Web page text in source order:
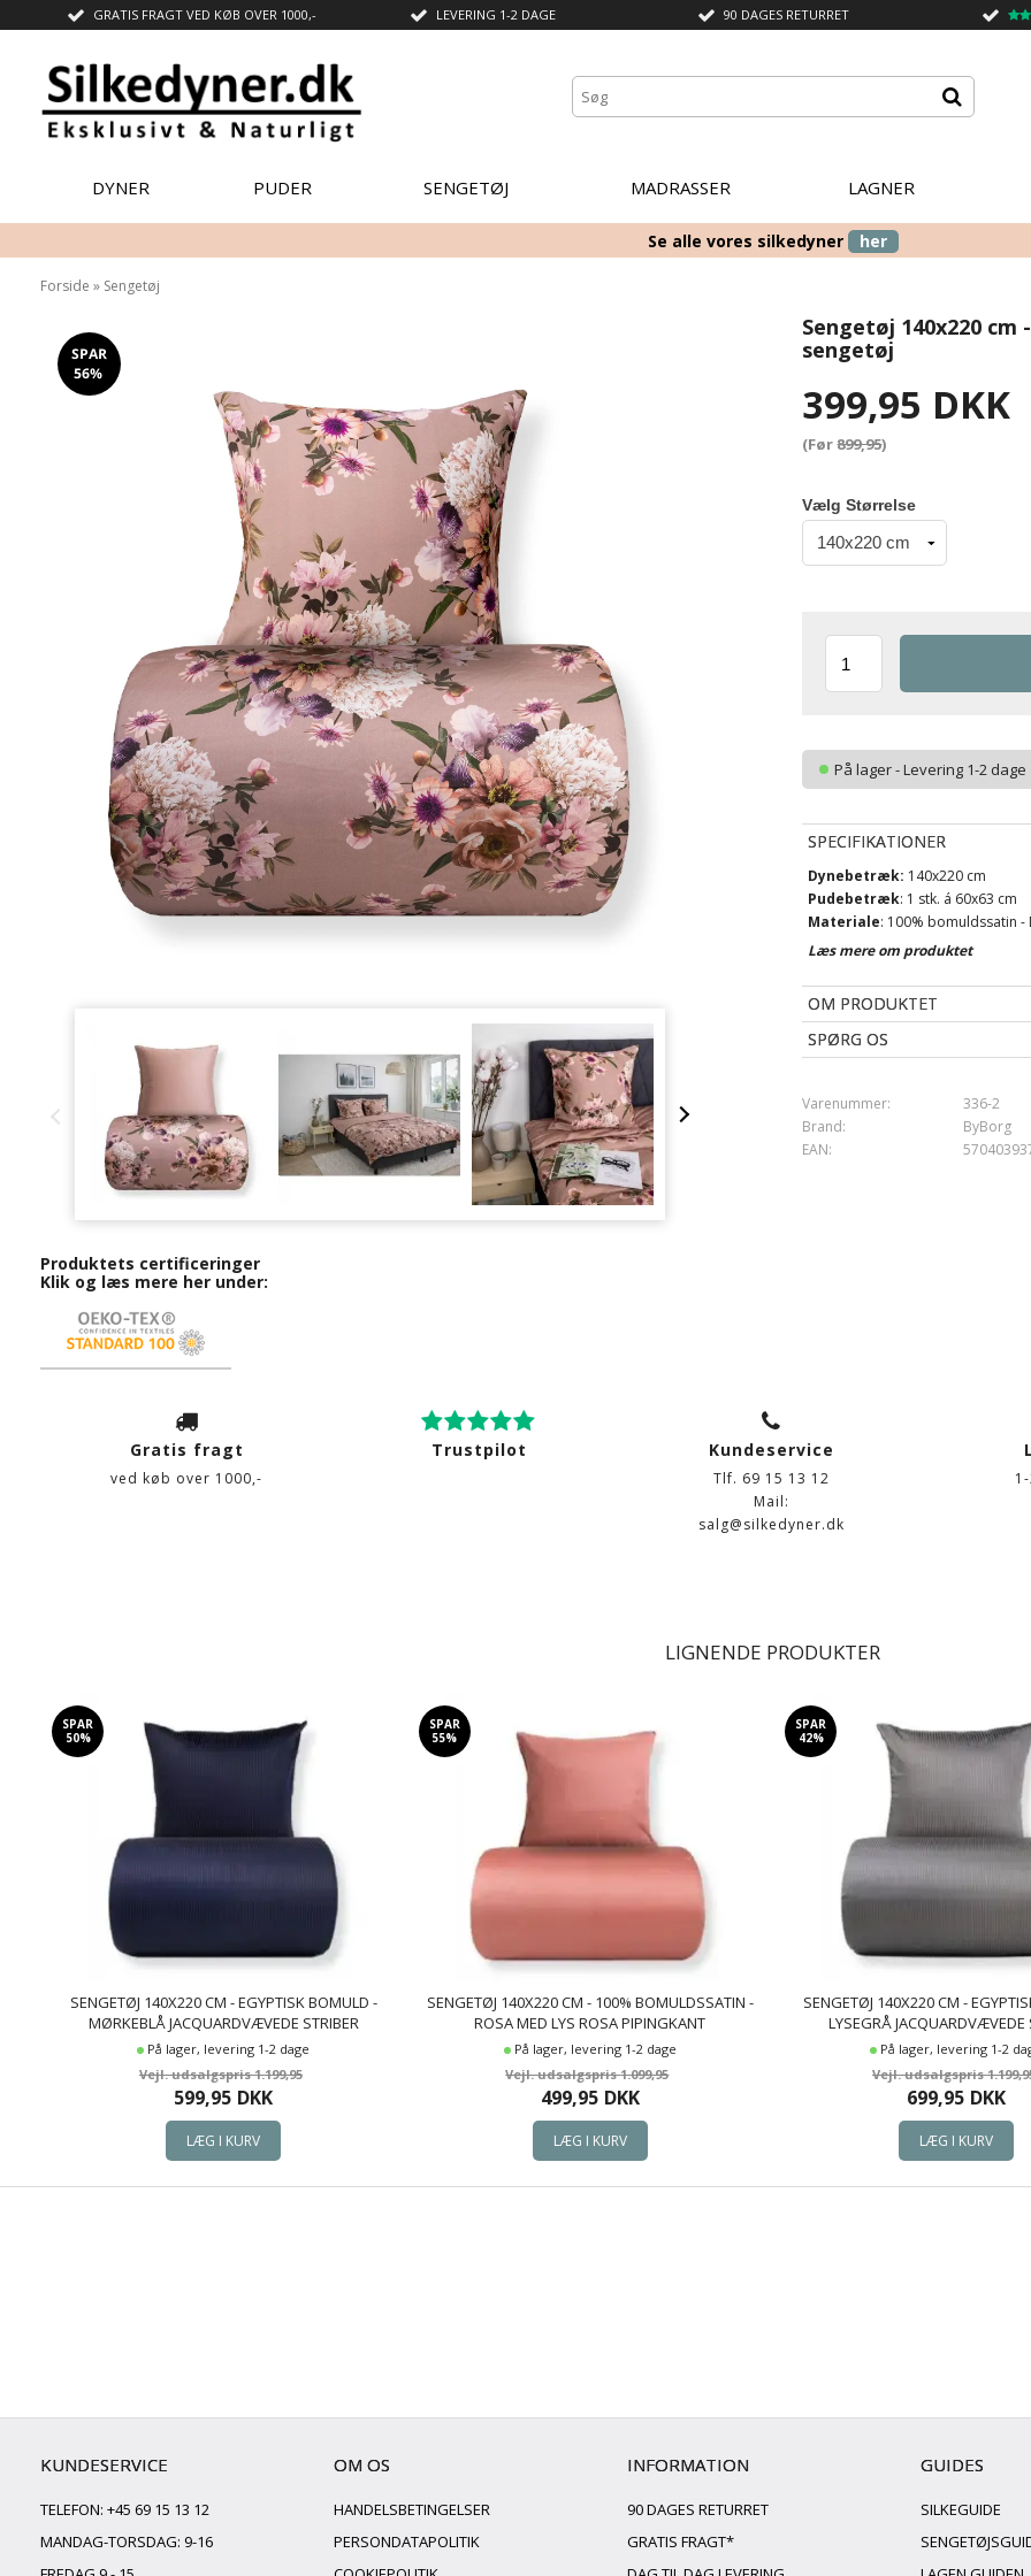
GRATIS FRAGT VED KØB OVER 1000,- LEVERING 1-2 DAGE 90 DAGES RETURRET
DYNER PUDER SENGETØJ MADRASSER LAGNER
Se alle vores silkedyner her
Forside » Sengetøj
SPAR
56%
Produktets certificeringer
Klik og læs mere her under:
Sengetøj 140x220
sengetøj
399,95 DKK
(Før899,95)
Vælg Størrelse
På lager - Levering 1-2 dage
SPECIFIKATIONER
Dynebetræk: 140x220 cm
Pudebetræk: 1 stk. á 60x63 cm
Materiale: 100% bomuldssatin
Vævning: Ekstra fin 250TC
Farve: Nude / rosa
Design: Lavender flower
Vendbart:
- Forside: Blomsterprint
Brand:By Borg
Lukning
: Dyne- og pudebetræk
Vask
Læs mere om produktet
OM PRODUKTET
SPØRG OS
336-2
Varenummer:
ByBorg
Brand:
EAN:
Gratis fragt
ved køb over 1000,-
Trustpilot Kundeservice
Tlf. 69 15 13 12
Mail:
salg@silkedyner.dk
LIGNENDE PRODUKTER
SPAR
50%
SENGETØJ 140X220 CM - EGYPTISK BOMULD -
MØRKEBLÅ JACQUARDVÆVEDE STRIBER
På lager, levering 1-2 dage
1.199,95
599,95 DKK
SPAR
55%
SENGETØJ 140X220 CM - 100% BOMULDSSATIN -
ROSA MED LYS ROSA PIPINGKANT
På lager, levering 1-2 dage
1.099,95
499,95 DKK
SPAR
42%
SENGETØJ 140X220 CM -
LYSEGRÅ JACQUARDVÆVEDE
På lager, levering 1-2
699,95 DKK
KUNDESERVICE
TELEFON: +45 69 15 13 12
MANDAG-TORSDAG: 9-16
OM OS
HANDELSBETINGELSER
PERSONDATAPOLITIK
INFORMATION
90 DAGES RETURRET
GRATIS FRAGT*
GUIDES
SILKEGUIDE